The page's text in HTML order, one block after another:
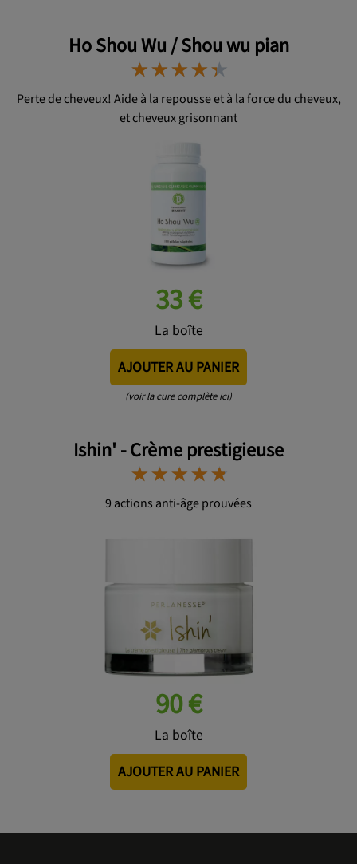
Ho Shou Wu / Shou wu pian
⋆⋆⋆⋆⋆
⋆⋆⋆⋆⋆
Perte de cheveux! Aide à la repousse et à la force du cheveux,
et cheveux grisonnant
33 €
La boîte
AJOUTER AU PANIER
(voir la cure complète ici)
Ishin' - Crème prestigieuse
⋆⋆⋆⋆⋆
⋆⋆⋆⋆⋆
9 actions anti-âge prouvées
90 €
La boîte
AJOUTER AU PANIER